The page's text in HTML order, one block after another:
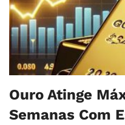
Ouro Atinge
Semanas Com